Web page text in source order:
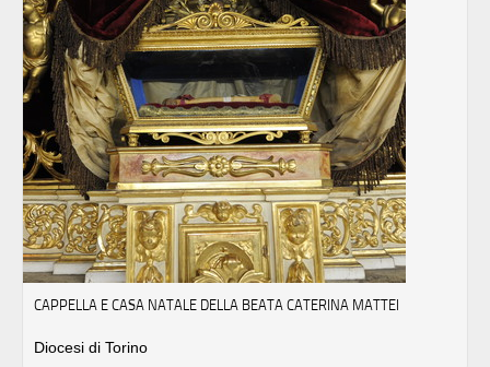
CAPPELLA E CASA NATALE DELLA BEATA CATERINA MATTEI
Diocesi di Torino